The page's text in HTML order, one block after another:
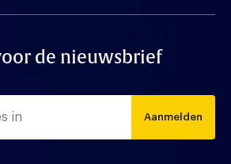
de nieuwsbrief
Aanmelden